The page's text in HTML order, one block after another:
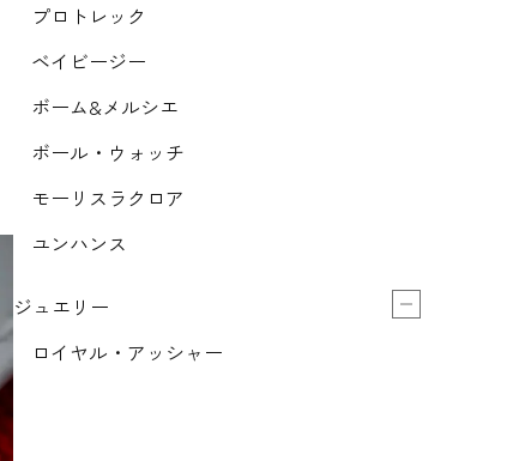
プロトレック
ベイビージー
ボーム&メルシエ
ボール・ウォッチ
モーリスラクロア
ユンハンス
ジュエリー
ロイヤル・アッシャー